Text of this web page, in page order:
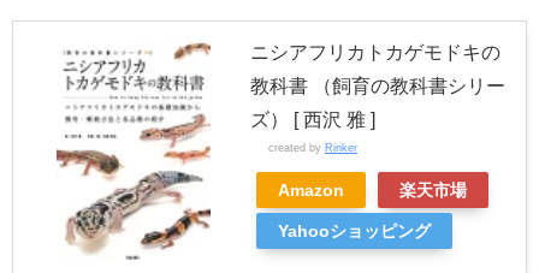
ニシアフリカトカゲモドキの
教科書 （飼育の教科書シリー
ズ） [ 西沢 雅 ]
created by Rinker
Amazon 楽天市場
Yahooショッピング